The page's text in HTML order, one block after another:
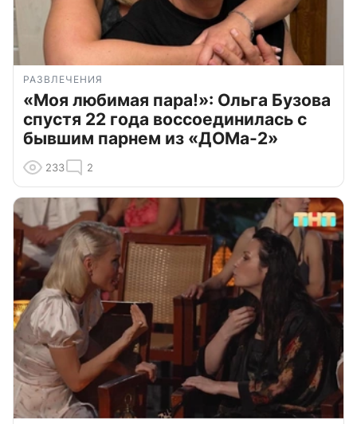
РАЗВЛЕЧЕНИЯ
«Моя любимая пара!»: Ольга Бузова
спустя 22 года воссоединилась с
бывшим парнем из «ДОМа-2»
233 2